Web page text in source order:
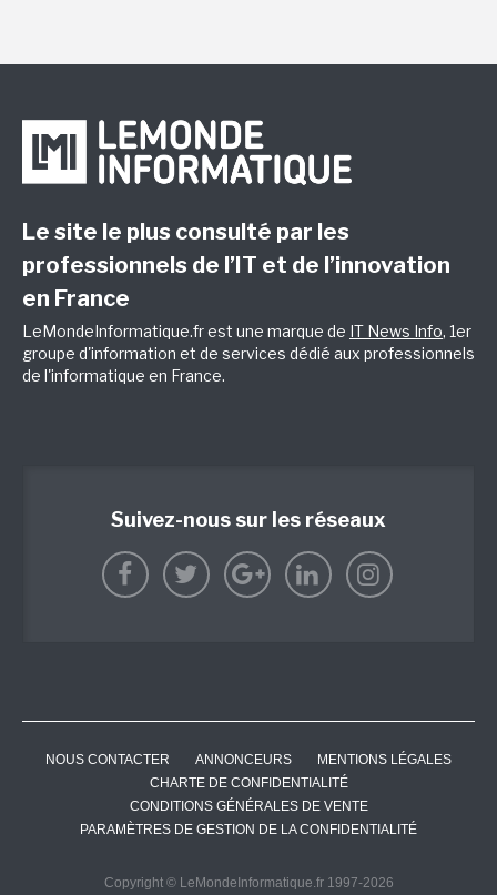
Le site le plus consulté par les
professionnels de l’IT et de l’innovation
en France
LeMondeInformatique.fr est une marque de IT News Info, 1er
groupe d'information et de services dédié aux professionnels
de l'informatique en France.
Suivez-nous sur les réseaux
NOUS CONTACTER ANNONCEURS
MENTIONS LÉGALES
CHARTE DE CONFIDENTIALITÉ
CONDITIONS GÉNÉRALES DE VENTE
PARAMÈTRES DE GESTION DE LA CONFIDENTIALITÉ
Copyright © LeMondeInformatique.fr 1997-2026